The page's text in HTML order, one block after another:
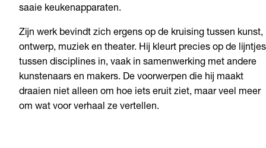
saaie keukenapparaten.
Zijn werk bevindt zich ergens op de kruising tussen kunst,
ontwerp, muziek en theater. Hij kleurt precies op de lijntjes
tussen disciplines in, vaak in samenwerking met andere
kunstenaars en makers. De voorwerpen die hij maakt
draaien niet alleen om hoe iets eruit ziet, maar veel meer
om wat voor verhaal ze vertellen.